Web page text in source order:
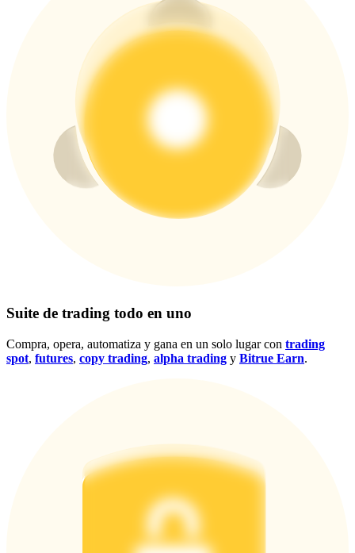
Más eventos
Gana premios y recompensas exclusivas
Centro de recompensas
Suite de trading todo en uno
Compra, opera, automatiza y gana en un solo lugar con trading
spot, futures, copy trading, alpha trading y Bitrue Earn.